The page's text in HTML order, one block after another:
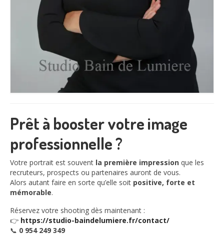
Prêt à booster votre image
professionnelle ?
Votre portrait est souvent la première impression que les
recruteurs, prospects ou partenaires auront de vous.
Alors autant faire en sorte qu’elle soit positive, forte et
mémorable.
Réservez votre shooting dès maintenant :
👉 https://studio-baindelumiere.fr/contact/
📞 0 954 249 349